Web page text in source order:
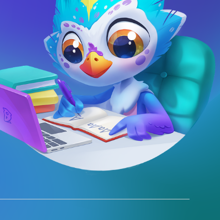
Подготовка
к олимпиадам
По всем ключевым предметам
1-11 классы